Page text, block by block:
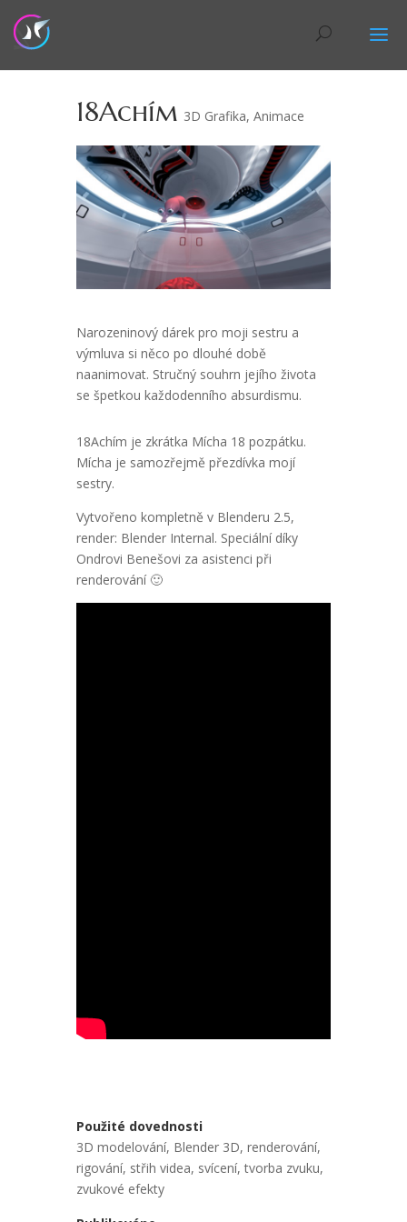
18Achím 3D Grafika, Animace
Narozeninový dárek pro moji sestru a
výmluva si něco po dlouhé době
naanimovat. Stručný souhrn jejího života
se špetkou každodenního absurdismu.
18Achím je zkrátka Mícha 18 pozpátku.
Mícha je samozřejmě přezdívka mojí
sestry.
Vytvořeno kompletně v Blenderu 2.5,
render: Blender Internal. Speciální díky
Ondrovi Benešovi za asistenci při
renderování 🙂
Použité dovednosti
3D modelování, Blender 3D, renderování,
rigování, střih videa, svícení,tvorba zvuku,
zvukové efekty